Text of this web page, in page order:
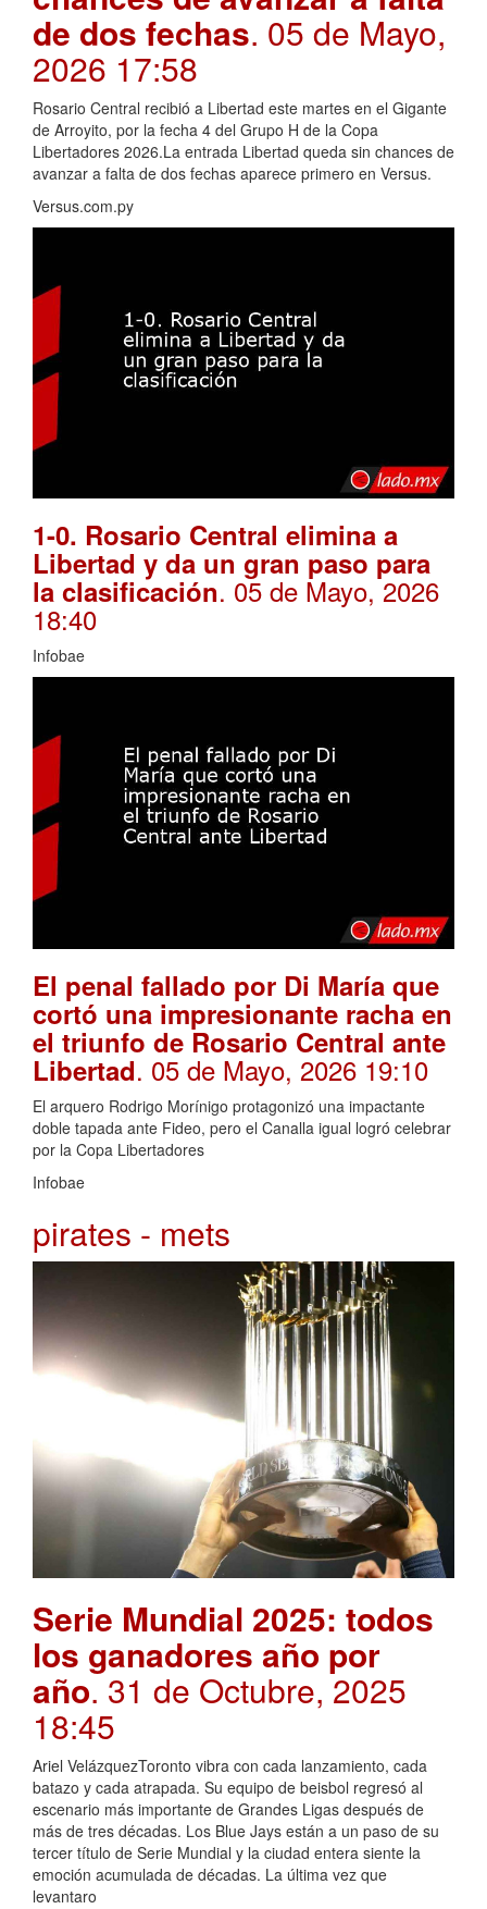
de dos fechas. 05 de Mayo,
2026 17:58
Rosario Central recibió a Libertad este martes en el Gigante
de Arroyito, por la fecha 4 del Grupo H de la Copa
Libertadores 2026.La entrada Libertad queda sin chances de
avanzar a falta de dos fechas aparece primero en Versus.
Versus.com.py
1-0. Rosario Central elimina a
Libertad y da un gran paso para
la clasificación. 05 de Mayo, 2026
18:40
Infobae
El penal fallado por Di María que
cortó una impresionante racha en
el triunfo de Rosario Central ante
Libertad. 05 de Mayo, 2026 19:10
El arquero Rodrigo Morínigo protagonizó una impactante
doble tapada ante Fideo, pero el Canalla igual logró celebrar
por la Copa Libertadores
Infobae
pirates - mets
Serie Mundial 2025: todos
los ganadores año por
año. 31 de Octubre, 2025
18:45
Ariel VelázquezToronto vibra con cada lanzamiento, cada
batazo y cada atrapada. Su equipo de beisbol regresó al
escenario más importante de Grandes Ligas después de
más de tres décadas. Los Blue Jays están a un paso de su
tercer título de Serie Mundial y la ciudad entera siente la
emoción acumulada de décadas. La última vez que
levantaro